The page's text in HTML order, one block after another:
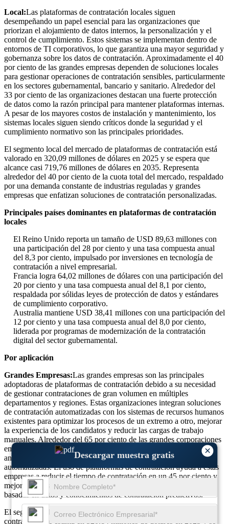
×
Descargar muestra gratis
Local:Las plataformas de contratación locales siguen
desempeñando un papel esencial para las organizaciones que
priorizan el alojamiento de datos internos, la personalización y el
control de cumplimiento. Estos sistemas se implementan dentro de
entornos de TI corporativos, lo que garantiza una mayor seguridad y
gobernanza sobre los datos de contratación. Aproximadamente el 40
por ciento de las grandes empresas dependen de soluciones locales
para gestionar operaciones de contratación sensibles, particularmente
en los sectores gubernamental, bancario y sanitario. Alrededor del
33 por ciento de las organizaciones destacan una fuerte protección
de datos como la razón principal para mantener plataformas internas.
A pesar de los mayores costos de instalación y mantenimiento, los
sistemas locales siguen siendo críticos donde la seguridad y el
cumplimiento normativo son las principales prioridades.
El segmento local del mercado de plataformas de contratación está
valorado en 320,09 millones de dólares en 2025 y se espera que
alcance casi 719,76 millones de dólares en 2035. Representa
alrededor del 40 por ciento de la cuota total del mercado, respaldado
por una demanda constante de industrias reguladas y grandes
empresas que enfatizan soluciones de contratación personalizadas.
Principales países dominantes en plataformas de contratación
locales
El Reino Unido reporta un tamaño de USD 89,63 millones con
una participación del 28 por ciento y una tasa compuesta anual
del 8,3 por ciento, impulsado por inversiones en tecnología de
contratación a nivel empresarial.
Francia logra 64,02 millones de dólares con una participación del
20 por ciento y una tasa compuesta anual del 8,1 por ciento,
respaldada por sólidas leyes de protección de datos y estándares
de cumplimiento corporativo.
Australia mantiene USD 38,41 millones con una participación del
12 por ciento y una tasa compuesta anual del 8,0 por ciento,
liderada por programas de modernización de la contratación
digital del sector gubernamental.
Por aplicación
Grandes Empresas:Las grandes empresas son las principales
adoptadoras de plataformas de contratación debido a su necesidad
de gestionar contrataciones de gran volumen en múltiples
departamentos y regiones. Estas organizaciones integran soluciones
de contratación automatizadas con los sistemas de recursos humanos
existentes para optimizar los procesos de un extremo a otro, mejorar
la experiencia de los candidatos y reducir las cargas de trabajo
manuales. Alrededor del 65 por ciento de las grandes corporaciones
emplean plataformas de contratación avanzadas equipadas con
análisis basados ​​en inteligencia artificial y funciones de selección
automatizadas. El uso de plataformas de contratación ayuda a estas
empresas a reducir el tiempo de contratación en un 45 por ciento y
mejorar las tasas de retención de talento a través de decisiones
basadas en datos y conocimientos de contratación predictivos.
El segmento de grandes empresas del mercado de plataformas de
contratación se estima en 520,14 millones de dólares en 2025 y se